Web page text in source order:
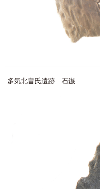
多気北畠氏遺跡 石鏃